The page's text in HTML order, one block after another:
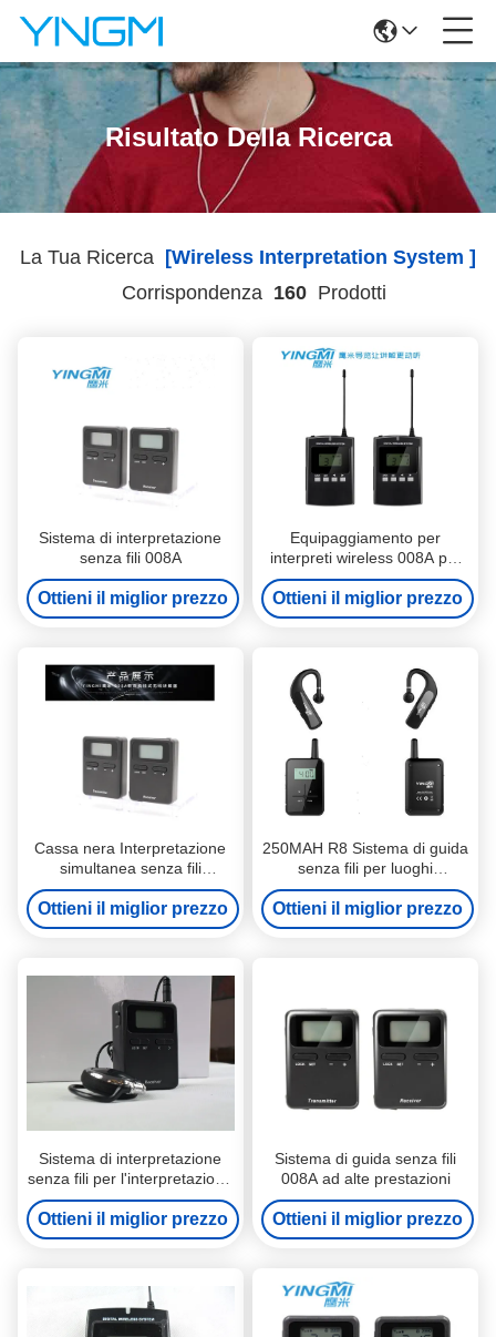
Risultato Della Ricerca
La Tua Ricerca [wireless Interpretation System ]
Corrispondenza 160Prodotti
Sistema di interpretazione
senza fili 008A
Ottieni il miglior prezzo
Equipaggiamento per
interpreti wireless 008A per
luoghi panoramici
Ottieni il miglior prezzo
Cassa nera Interpretazione
simultanea senza fili
Equipaggiamento per le
orecchie
Ottieni il miglior prezzo
250MAH R8 Sistema di guida
senza fili per luoghi
panoramici
Ottieni il miglior prezzo
Sistema di interpretazione
senza fili per l'interpretazione
simultanea di piccole
dimensioni 008A
Ottieni il miglior prezzo
Sistema di guida senza fili
008A ad alte prestazioni
Ottieni il miglior prezzo